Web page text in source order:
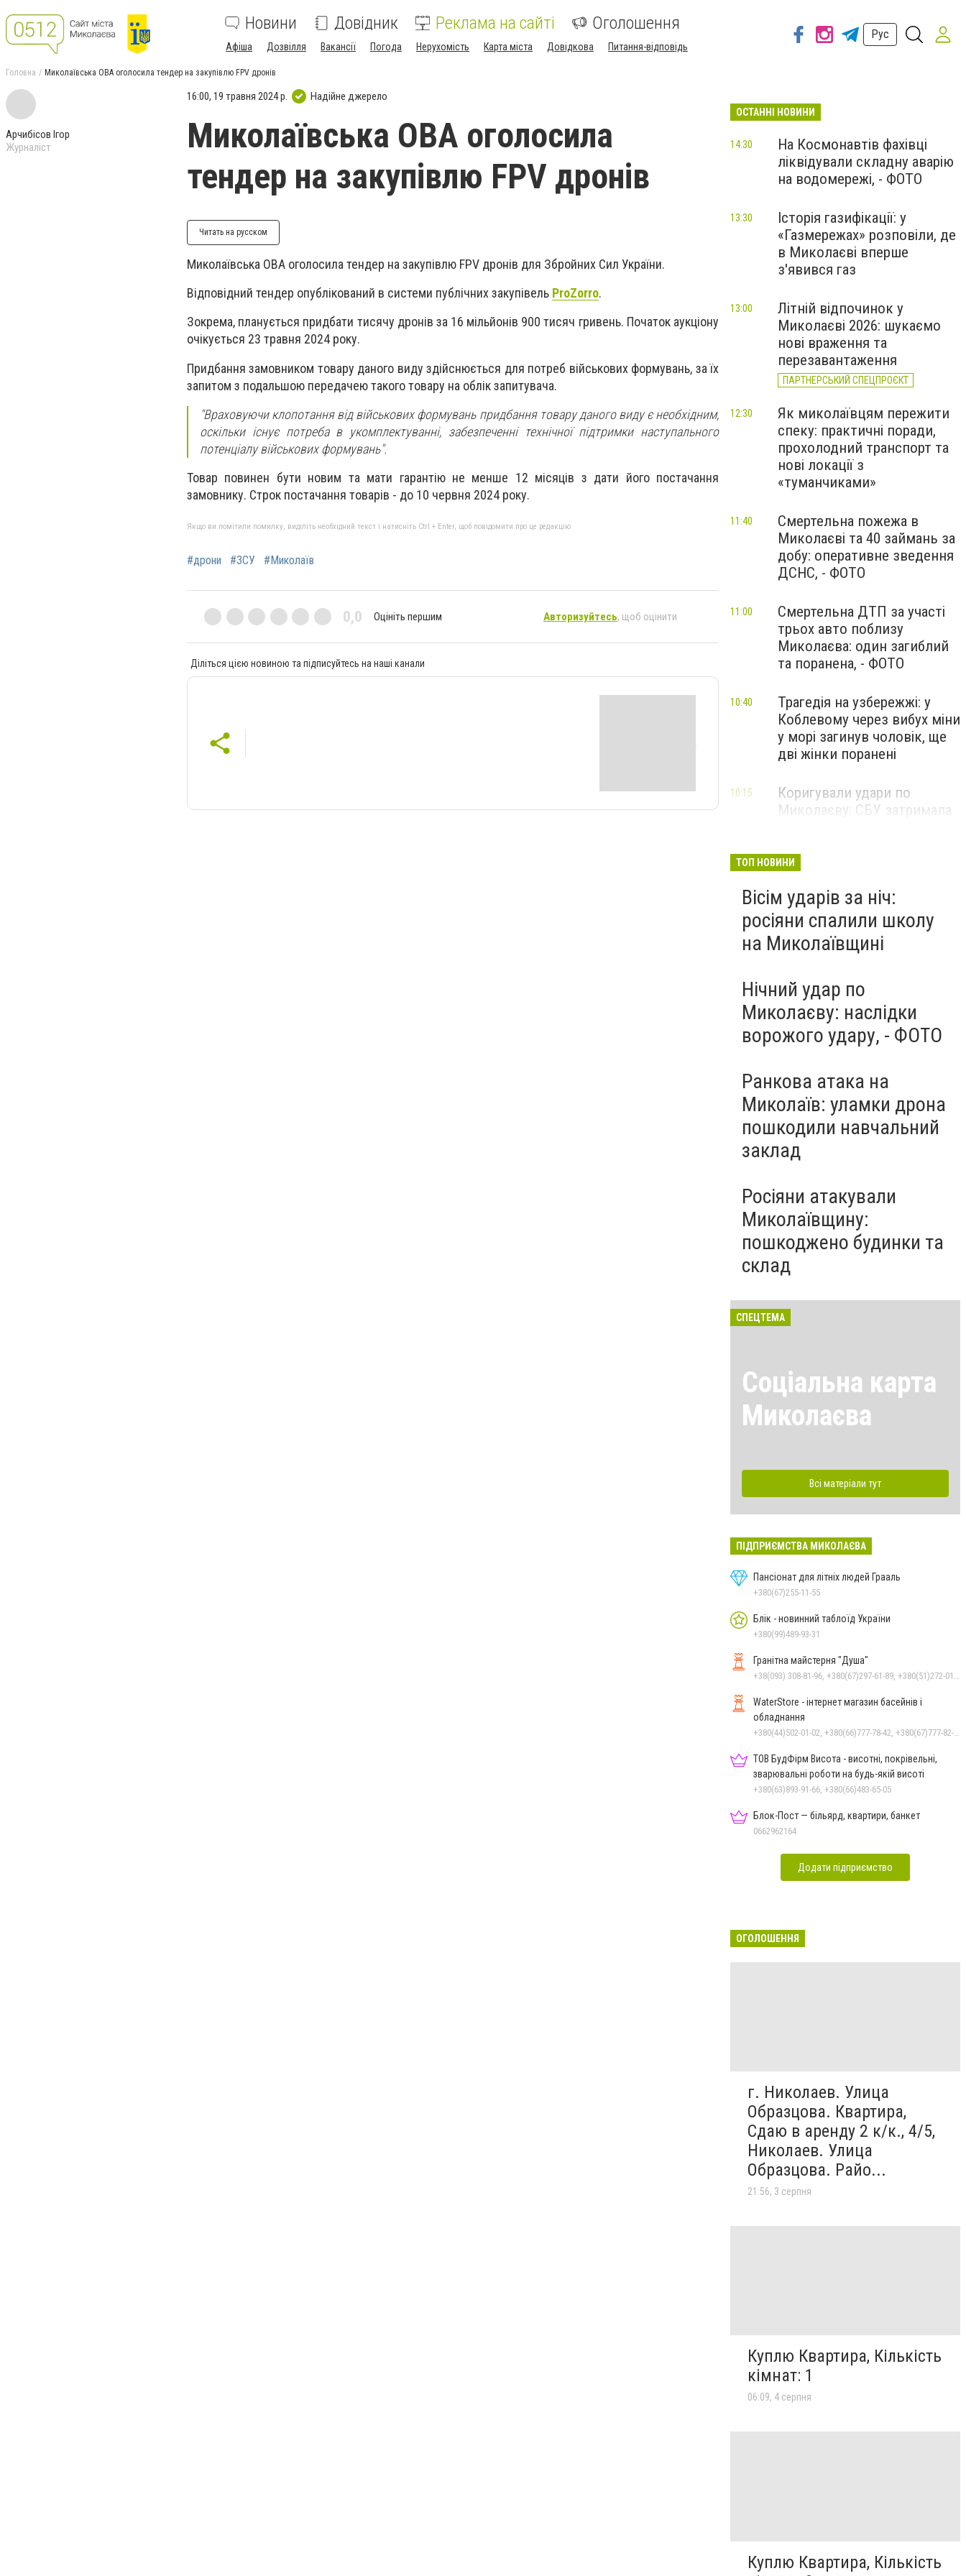
Новини Довідник Реклама на сайті Оголошення
Афіша Дозвілля Вакансії Погода Нерухомість Карта міста Довідкова Питання-відповідь
Рус
Головна Миколаївська ОВА оголосила тендер на закупівлю FPV дронів
Арчибісов Ігор
Журналіст
16:00, 19 травня 2024 р. Надійне джерело
Миколаївська ОВА оголосила
тендер на закупівлю FPV дронів
Читать на русском
Миколаївська ОВА оголосила тендер на закупівлю FPV дронів для Збройних Сил України.
Відповідний тендер опублікований в системи публічних закупівель ProZorro.
Зокрема, планується придбати тисячу дронів за 16 мільйонів 900 тисяч гривень. Початок аукціону
очікується 23 травня 2024 року.
Придбання замовником товару даного виду здійснюється для потреб військових формувань, за їх
запитом з подальшою передачею такого товару на облік запитувача.
"Враховуючи клопотання від військових формувань придбання товару даного виду є необхідним,
оскільки існує потреба в укомплектуванні, забезпеченні технічної підтримки наступального
потенціалу військових формувань".
Товар повинен бути новим та мати гарантію не менше 12 місяців з дати його постачання
замовнику. Строк постачання товарів - до 10 червня 2024 року.
Якщо ви помітили помилку, виділіть необхідний текст і натисніть Ctrl + Enter, щоб повідомити про це редакцію
#дрони #ЗСУ #Миколаїв
0,0 Оцініть першим Авторизуйтесь, щоб оцінити
Діліться цією новиною та підписуйтесь на наші канали
ОСТАННІ НОВИНИ
На Космонавтів фахівці
ліквідували складну аварію
на водомережі, - ФОТО
14:30
Історія газифікації: у
«Газмережах» розповіли, де
в Миколаєві вперше
з'явився газ
13:30
Літній відпочинок у
Миколаєві 2026: шукаємо
нові враження та
перезавантаження
ПАРТНЕРСЬКИЙ СПЕЦПРОЄКТ
13:00
Як миколаївцям пережити
спеку: практичні поради,
прохолодний транспорт та
нові локації з
«туманчиками»
12:30
Смертельна пожежа в
Миколаєві та 40 займань за
добу: оперативне зведення
ДСНС, - ФОТО
11:40
Смертельна ДТП за участі
трьох авто поблизу
Миколаєва: один загиблий
та поранена, - ФОТО
11:00
Трагедія на узбережжі: у
Коблевому через вибух міни
у морі загинув чоловік, ще
дві жінки поранені
10:40
Коригували удари по
Миколаєву: СБУ затримала
10:15
ТОП НОВИНИ
Вісім ударів за ніч:
росіяни спалили школу
на Миколаївщині
Нічний удар по
Миколаєву: наслідки
ворожого удару, - ФОТО
Ранкова атака на
Миколаїв: уламки дрона
пошкодили навчальний
заклад
Росіяни атакували
Миколаївщину:
пошкоджено будинки та
склад
СПЕЦТЕМА
Соціальна карта
Миколаєва
Всі матеріали тут
ПІДПРИЄМСТВА МИКОЛАЄВА
Пансіонат для літніх людей Грааль
+380(67)255-11-55
Блік - новинний таблоїд України
+380(99)489-93-31
Гранітна майстерня "Душа"
WaterStore - інтернет магазин басейнів і
обладнання
ТОВ БудФірм Висота - висотні, покрівельні,
зварювальні роботи на будь-якій висоті
+380(63)893-91-66, +380(66)483-65-05
Блок-Пост — більярд, квартири, банкет
0662962164
Додати підприємство
ОГОЛОШЕННЯ
г. Николаев. Улица
Образцова. Квартира,
Сдаю в аренду 2 к/к., 4/5,
Николаев. Улица
Образцова. Райо...
21:56, 3 серпня
Куплю Квартира, Кількість
кімнат: 1
06:09, 4 серпня
Куплю Квартира, Кількість